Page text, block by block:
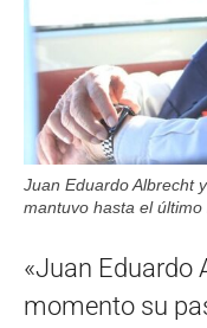
Juan Eduardo Albrecht
mantuvo hasta el último
«Juan Eduardo
momento su